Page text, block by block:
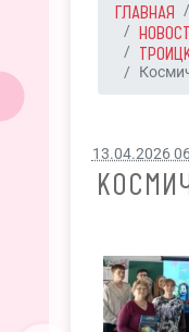
ГЛАВНАЯ
13.04.2026